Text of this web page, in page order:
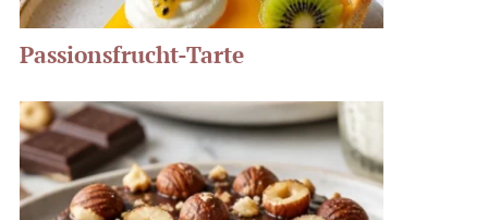
Passionsfrucht-Tarte